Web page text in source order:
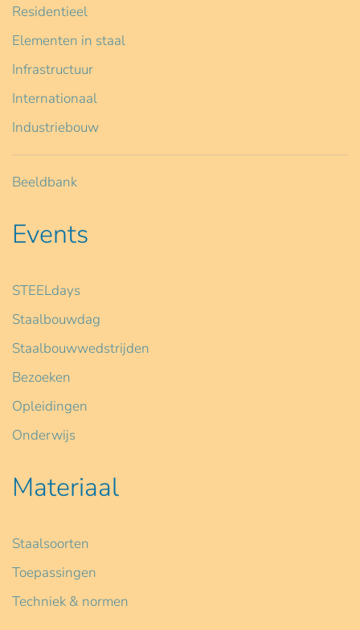
Residentieel
Elementen in staal
Infrastructuur
Internationaal
Industriebouw
Beeldbank
Events
STEELdays
Staalbouwdag
Staalbouwwedstrijden
Bezoeken
Opleidingen
Onderwijs
Materiaal
Staalsoorten
Toepassingen
Techniek & normen